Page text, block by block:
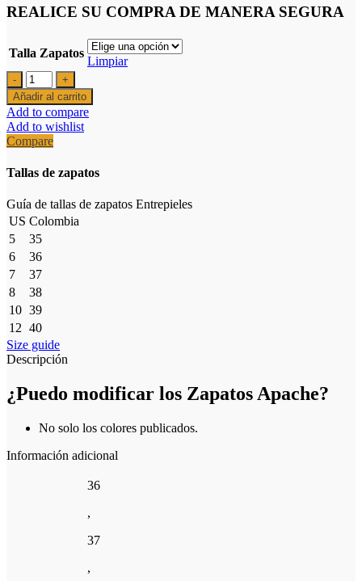
REALICE SU COMPRA DE MANERA SEGURA
Talla Zapatos
Limpiar
Zapatos
Apache
cantidad
Añadir al carrito
Add to compare
Add to wishlist
Compare
Tallas de zapatos
Guía de tallas de zapatos Entrepieles
US Colombia
5
35
6
36
7
37
8
38
10 39
12 40
Size guide
Descripción
¿Puedo modificar los Zapatos Apache?
No solo los colores publicados.
Información adicional
36
,
37
,